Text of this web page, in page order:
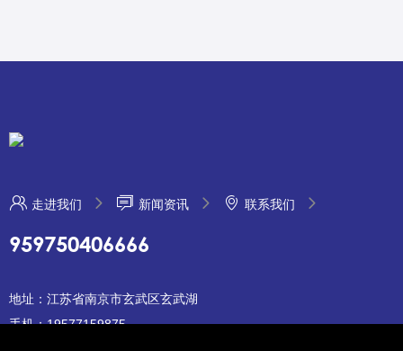
走进我们 新闻资讯 联系我们
959750406666
地址：江苏省南京市玄武区玄武湖
手机：19577159875